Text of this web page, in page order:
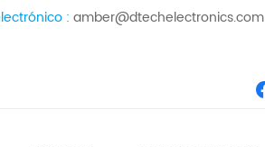
: amber@dtechelectronics.com